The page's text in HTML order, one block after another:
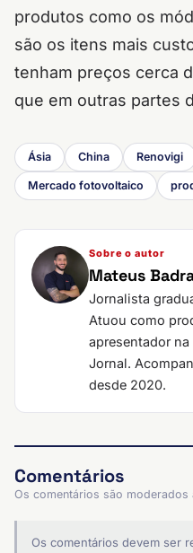
produtos como os
são os itens mais
tenham preços cerca
que em outras partes
Ásia China Renovigi
Mercado fotovoltaico
Sobre o autor
Mateus
Jornalista
Atuou como
apresentador
Jornal.
desde 2020.
Comentários
Os comentários são moderados
Os comentários devem ser